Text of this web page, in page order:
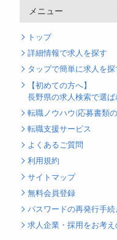
メニュー
トップ
詳細情報で求人を探す
タップで簡単に求人を探
【初めての方へ】
長野県の求人検索で選ば
転職ノウハウ(応募書類
転職支援サービス
よくあるご質問
利用規約
サイトマップ
無料会員登録
パスワードの再発行手続
求人企業・採用をお考